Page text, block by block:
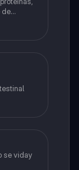
de
y